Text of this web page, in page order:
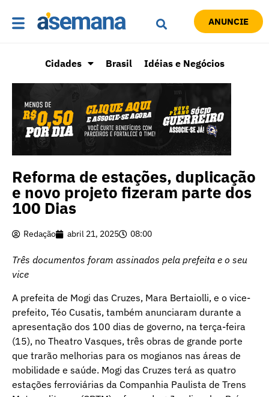
ANUNCIE
Cidades Brasil Idéias e Negócios
Reforma de estações, duplicação
e novo projeto fizeram parte dos
100 Dias
Redação abril 21, 2025 08:00
Três documentos foram assinados pela prefeita e o seu
vice
A prefeita de Mogi das Cruzes, Mara Bertaiolli, e o vice-
prefeito, Téo Cusatis, também anunciaram durante a
apresentação dos 100 dias de governo, na terça-feira
(15), no Theatro Vasques, três obras de grande porte
que trarão melhorias para os mogianos nas áreas de
mobilidade e saúde. Mogi das Cruzes terá as quatro
estações ferroviárias da Companhia Paulista de Trens